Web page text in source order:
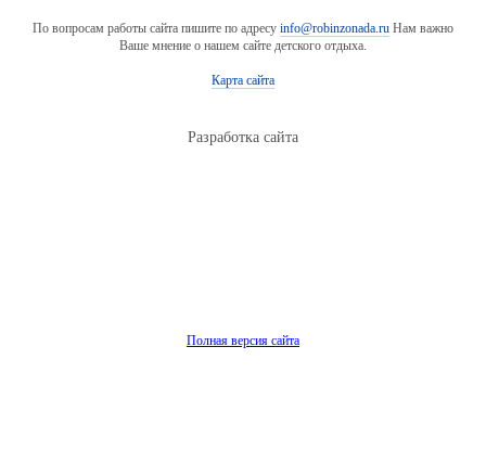
По вопросам работы сайта пишите по адресу info@robinzonada.ru Нам важно
Ваше мнение о нашем сайте детского отдыха.
Карта сайта
Разработка сайта
Полная версия сайта